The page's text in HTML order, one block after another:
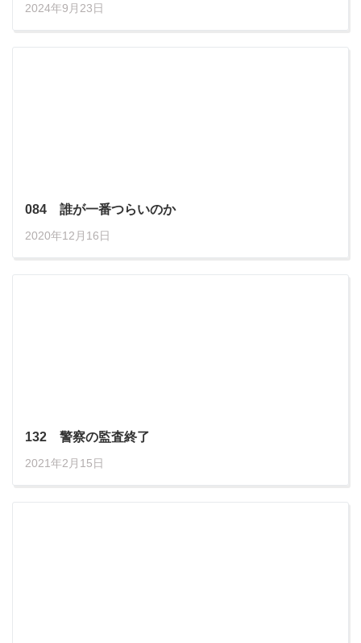
2024年9月23日
084 誰が一番つらいのか
2020年12月16日
132 警察の監査終了
2021年2月15日